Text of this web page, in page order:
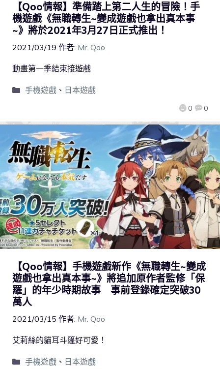
【Qoo情報】準備踏上第二人生的冒險！手
機遊戲《無職轉生~變成遊戲也拿出真本事
~》將於2021年3月27日正式推出！
2021/03/19 作者: Mr. Qoo
0 0
動畫第一季結束接遊戲
手機遊戲、 日本遊戲
【Qoo情報】手機遊戲新作《無職轉生~變成
遊戲也拿出真本事~》將追加原作者監修「保
羅」的年少時期故事 事前登錄確定突破30
萬人
2021/03/15 作者: Mr. Qoo
艾莉絲的貓耳斗篷好可愛！
手機遊戲、 日本遊戲